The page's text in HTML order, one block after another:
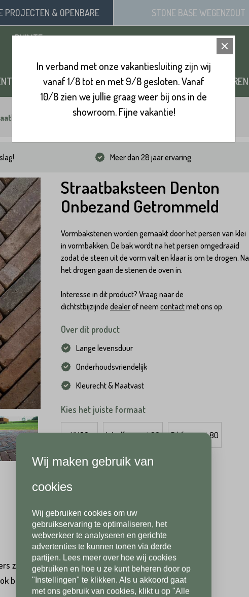
PROJECTEN & OPENBARE
RUIMTE
STONE BASE WEGENZOUT
ZAND, SIERGRIND & SPLIT BINNENVLOEREN
Denton Onbezand Getrommeld
Meer dan 28 jaar ervaring
Straatbaksteen Denton
Onbezand Getrommeld
Vormbakstenen worden gemaakt door het persen van klei
in vormbakken. De bak wordt na het persen omgedraaid
zodat de steen uit de vorm valt en klaar is om te drogen. Na
het drogen gaan de stenen de oven in.
Interesse in dit product? Vraag naar de
dichtstbijzijnde dealerof neem contactmet ons op.
Over dit product
Lange levensduur
Onderhoudsvriendelijk
Kleurecht & Maatvast
Kies het juiste formaat
KK80 Waalformaat 80 Dikformaat 80
zijn een populair, duurzaam en karakteristiek
bijzonder geschikt als bestrating voor uw oprit. Bij
Hoeveelheeft u nodig?*
Achternaam*
Telefoonnummer*
Postcode*
Achternaam*
Telefoonnummer*
Postcode*
Toevoeging
In verband met onze vakantiesluiting zijn wij
vanaf 1/8 tot en met 9/8 gesloten. Vanaf
10/8 zien we jullie graag weer bij ons in de
showroom. Fijne vakantie!
Wij maken gebruik van
cookies
Wij gebruiken cookies om uw
gebruikservaring te optimaliseren, het
webverkeer te analyseren en gerichte
advertenties te kunnen tonen via derde
partijen. Lees meer over hoe wij cookies
gebruiken en hoe u ze kunt beheren door op
"Instellingen" te klikken. Als u akkoord gaat
met ons gebruik van cookies, klikt u op "Alle